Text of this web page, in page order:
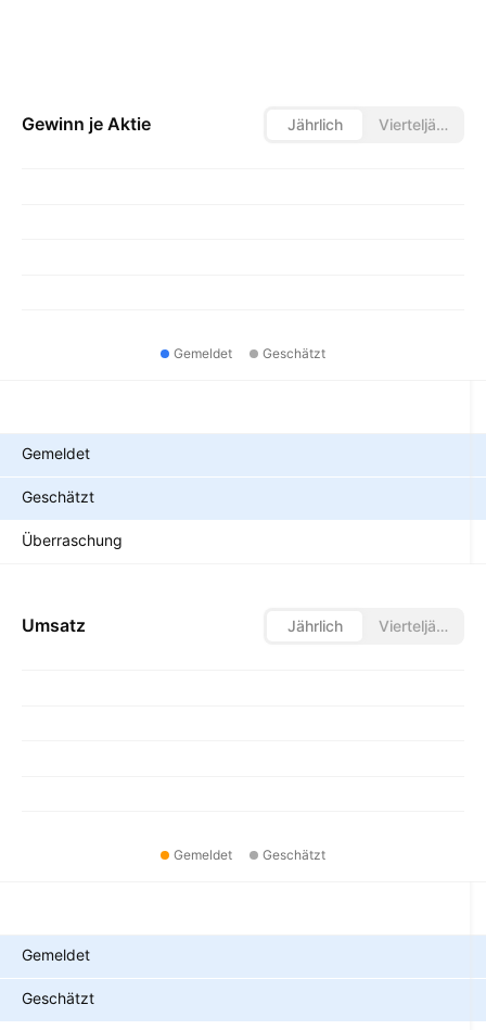
Gewinn je Aktie Jährlich Vierteljährlich
Gemeldet Geschätzt
Gemeldet
Geschätzt
Überraschung
Umsatz Jährlich Vierteljährlich
Gemeldet Geschätzt
Gemeldet
Geschätzt